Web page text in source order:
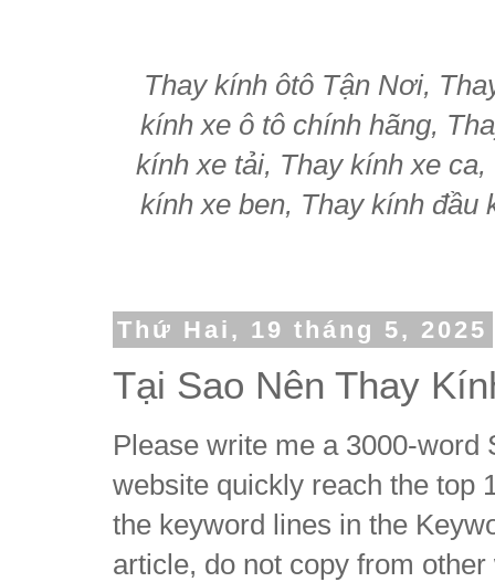
Thay kính ôtô Tận Nơi,
kính xe ô tô chính hãng,
kính xe tải, Thay kính xe
kính xe ben, Thay kính đầu
Thứ Hai, 19 tháng 5, 2025
Tại Sao Nên Thay
Please write me a 3000-
website quickly reach the top
the keyword lines in the
article, do not copy from